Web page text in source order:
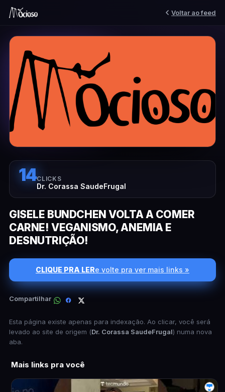
Voltar ao feed
14CLICKS
Dr. Corassa SaudeFrugal
GISELE BUNDCHEN VOLTA A COMER
CARNE! VEGANISMO, ANEMIA E
DESNUTRIÇÃO!
CLIQUE PRA LERe volte pra ver mais links »
Compartilhar
Esta página existe apenas para indexação. Ao clicar, você será
levado ao site de origem (Dr. Corassa SaudeFrugal) numa nova
aba.
Mais links pra você